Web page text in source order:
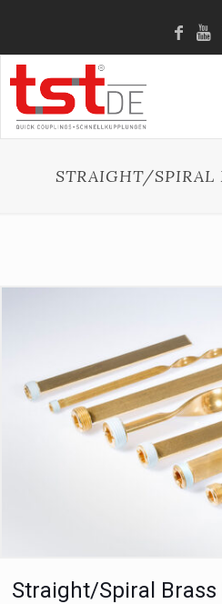
STRAIGHT/SPIRAL
Straight/Spiral Brass